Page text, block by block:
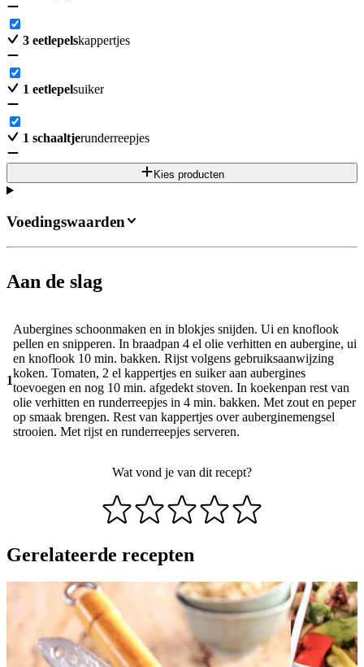
3 eetlepelskappertjes
1 eetlepelsuiker
1 schaaltjerunderreepjes
Kies producten
Aan de slag
1
Aubergines schoonmaken en in blokjes snijden. Ui en knoflook
pellen en snipperen. In braadpan 4 el olie verhitten en aubergine, ui
en knoflook 10 min. bakken. Rijst volgens gebruiksaanwijzing
koken. Tomaten, 2 el kappertjes en suiker aan aubergines
toevoegen en nog 10 min. afgedekt stoven. In koekenpan rest van
olie verhitten en runderreepjes in 4 min. bakken. Met zout en peper
op smaak brengen. Rest van kappertjes over auberginemengsel
strooien. Met rijst en runderreepjes serveren.
Wat vond je van dit recept?
Voedingswaarden
Gerelateerde recepten